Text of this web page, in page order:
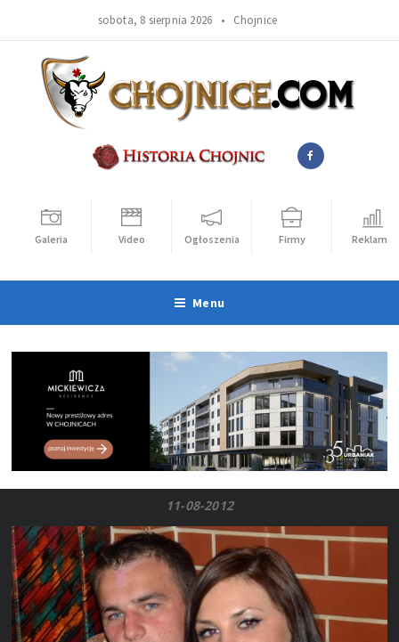
sobota, 8 sierpnia 2026 • Chojnice
Galeria Video Ogłoszenia Firmy Reklama
Menu
11-08-2012